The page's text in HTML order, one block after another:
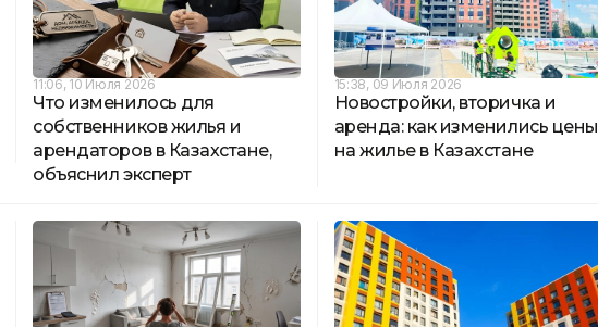
11:06, 10 Июля 2026
Что изменилось для
собственников жилья и
арендаторов в Казахстане,
объяснил эксперт
15:38, 09 Июля 2026
Новостройки, вторичка и
аренда: как изменились цены
на жилье в Казахстане